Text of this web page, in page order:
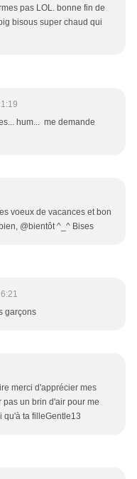
pas LOL. bonne fin de
bisous super chaud qui
hum... me demande
voeux de vacances et bon
@bientôt ^_^ Bises
garçons
merci d'apprécier mes
pas un brin d'air pour me
qu'à ta filleGentle13